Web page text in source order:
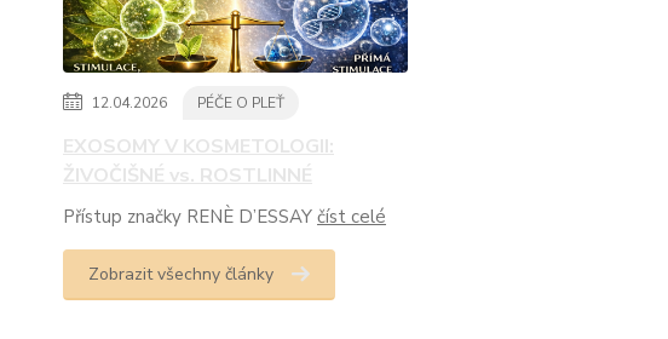
12.04.2026 PÉČE O PLEŤ
EXOSOMY V KOSMETOLOGII:
ŽIVOČIŠNÉ vs. ROSTLINNÉ
Přístup značky RENÈ D’ESSAY číst celé
Zobrazit všechny články